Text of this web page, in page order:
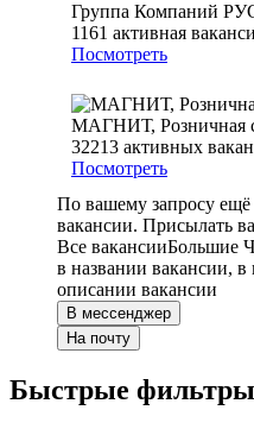
Группа Компаний
1161 активная
Посмотреть
МАГНИТ, Розничная
32213 активных
Посмотреть
По вашему запросу ещё
вакансии. Присылать
Все вакансииБольшие
в названии вакансии,
описании вакансии
В мессенджер
На почту
Быстрые фильтры